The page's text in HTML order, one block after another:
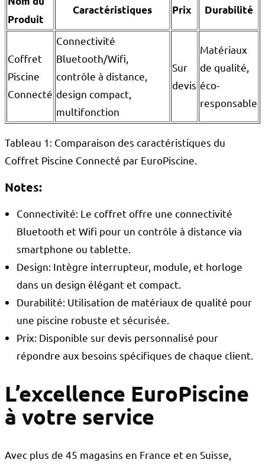
Produit
Caractéristiques Prix Durabilité
Coffret
Piscine
Connecté
Connectivité
Bluetooth/Wifi,
contrôle à distance,
design compact,
multifonction
Sur
devis
Matériaux
de qualité,
éco-
responsable
Tableau 1: Comparaison des caractéristiques du
Coffret Piscine Connecté par EuroPiscine.
Notes:
Connectivité: Le coffret offre une connectivité
Bluetooth et Wifi pour un contrôle à distance via
smartphone ou tablette.
Design: Intègre interrupteur, module, et horloge
dans un design élégant et compact.
Durabilité: Utilisation de matériaux de qualité pour
une piscine robuste et sécurisée.
Prix: Disponible sur devis personnalisé pour
répondre aux besoins spécifiques de chaque client.
L’excellence EuroPiscine
à votre service
Avec plus de 45 magasins en France et en Suisse,